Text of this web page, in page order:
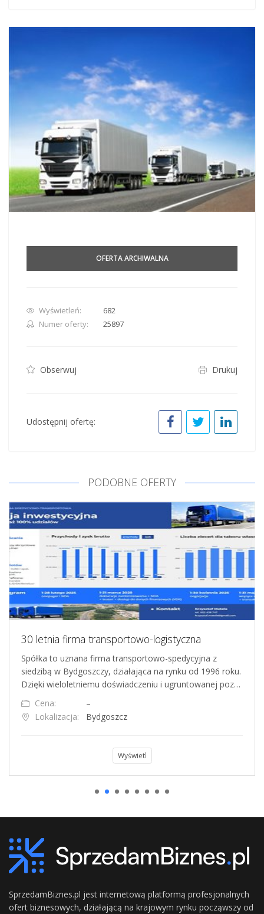
OFERTA ARCHIWALNA
Wyświetleń:
682
Numer oferty:
25897
Obserwuj Drukuj
Udostępnij ofertę:
PODOBNE OFERTY
30 letnia firma transportowo-logistyczna
Spółka to uznana firma transportowo-spedycyjna z
siedzibą w Bydgoszczy, działająca na rynku od 1996 roku.
Dzięki wieloletniemu doświadczeniu i ugruntowanej poz…
Cena:
–
Lokalizacja:
Bydgoszcz
Wyświetl
SprzedamBiznes.pl jest internetową platformą profesjonalnych
ofert biznesowych, działającą na krajowym rynku począwszy od